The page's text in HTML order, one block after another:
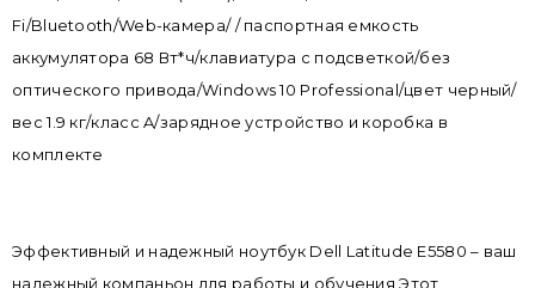
Fi/Bluetooth/Web-камера/ / паспортная емкость
аккумулятора 68 Вт*ч/клавиатура с подсветкой/без
оптического привода/Windows 10 Professional/цвет черный/
вес 1.9 кг/класс A/зарядное устройство и коробка в
комплекте
Эффективный и надежный ноутбук Dell Latitude E5580 – ваш
надежный компаньон для работы и обучения Этот